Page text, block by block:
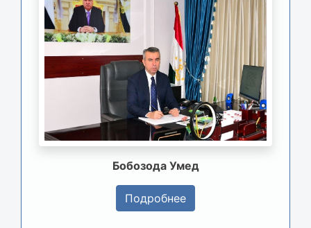
Бобозода Умед
Подробнее